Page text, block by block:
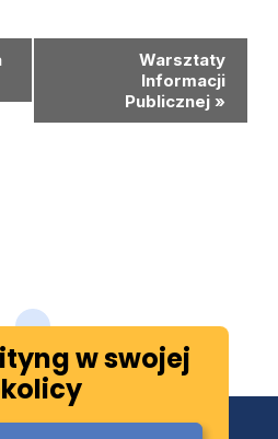
Warsztaty
Informacji
Publicznej »
w swojej